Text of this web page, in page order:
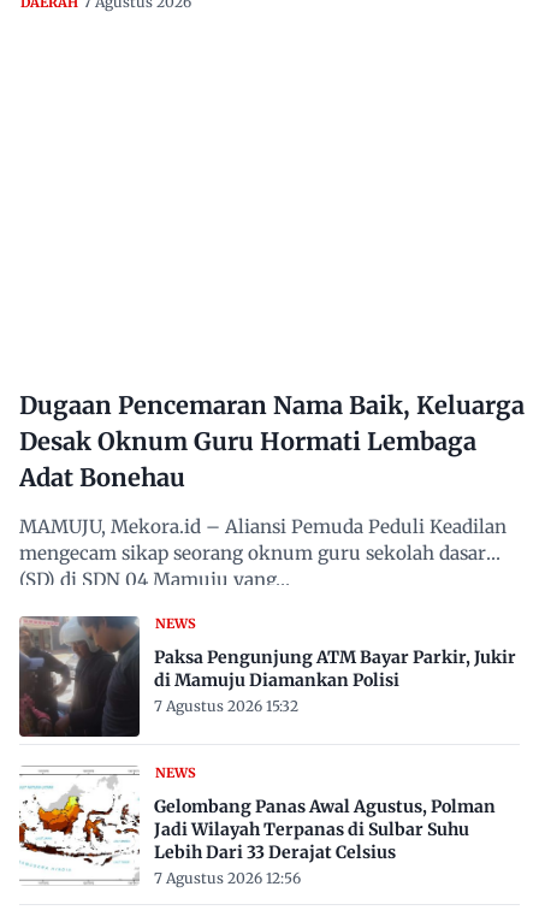
Dugaan Pencemaran Nama Baik, Keluarga
Desak Oknum Guru Hormati Lembaga
Adat Bonehau
MAMUJU, Mekora.id – Aliansi Pemuda Peduli Keadilan
mengecam sikap seorang oknum guru sekolah dasar
(SD) di SDN 04 Mamuju yang…
NEWS
Paksa Pengunjung ATM Bayar Parkir, Jukir
di Mamuju Diamankan Polisi
7 Agustus 2026 15:32
NEWS
Gelombang Panas Awal Agustus, Polman
Jadi Wilayah Terpanas di Sulbar Suhu
Lebih Dari 33 Derajat Celsius
7 Agustus 2026 12:56